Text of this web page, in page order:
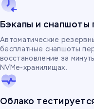
Бэкапы и снапшоты
Автоматические
бесплатные снапшоты
восстановление за
NVMe-хранилищах.
Облако